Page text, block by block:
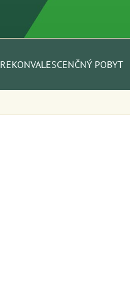
REKONVALESCENČNÝ POBYT